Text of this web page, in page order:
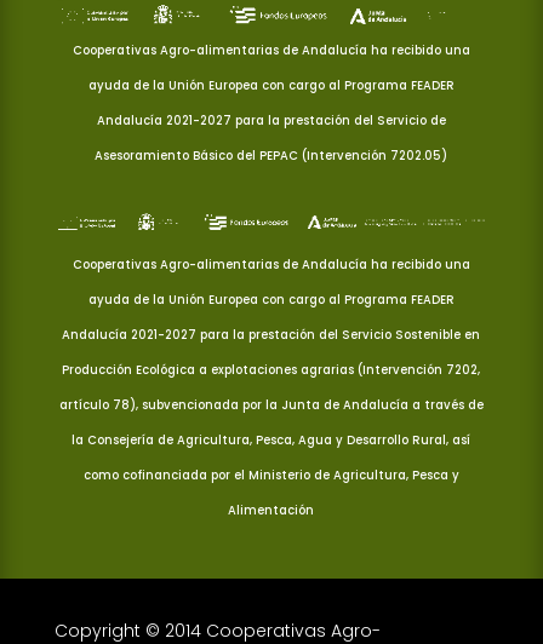
Cooperativas Agro-alimentarias de Andalucía ha recibido una
ayuda de la Unión Europea con cargo al Programa FEADER
Andalucía 2021-2027 para la prestación del Servicio de
Asesoramiento Básico del PEPAC (Intervención 7202.05)
Cooperativas Agro-alimentarias de Andalucía ha recibido una
ayuda de la Unión Europea con cargo al Programa FEADER
Andalucía 2021-2027 para la prestación del Servicio Sostenible en
Producción Ecológica a explotaciones agrarias (Intervención 7202,
artículo 78), subvencionada por la Junta de Andalucía a través de
la Consejería de Agricultura, Pesca, Agua y Desarrollo Rural, así
como cofinanciada por el Ministerio de Agricultura, Pesca y
Alimentación
Copyright © 2014 Cooperativas Agro-